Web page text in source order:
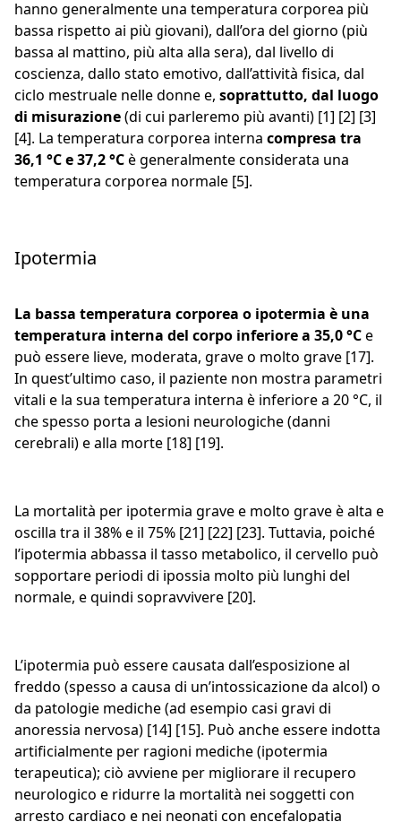
hanno generalmente una temperatura corporea più
bassa rispetto ai più giovani), dall’ora del giorno (più
bassa al mattino, più alta alla sera), dal livello di
coscienza, dallo stato emotivo, dall’attività fisica, dal
ciclo mestruale nelle donne e, soprattutto, dal luogo
di misurazione(di cui parleremo più avanti) [1] [2] [3]
[4]. La temperatura corporea interna compresa tra
36,1 °C e 37,2 °Cè generalmente considerata una
temperatura corporea normale [5].
Ipotermia
La bassa temperatura corporea o ipotermia è una
temperatura interna del corpo inferiore a 35,0 °Ce
può essere lieve, moderata, grave o molto grave [17].
In quest’ultimo caso, il paziente non mostra parametri
vitali e la sua temperatura interna è inferiore a 20 °C, il
che spesso porta a lesioni neurologiche (danni
cerebrali) e alla morte [18] [19].
La mortalità per ipotermia grave e molto grave è alta e
oscilla tra il 38% e il 75% [21] [22] [23]. Tuttavia, poiché
l’ipotermia abbassa il tasso metabolico, il cervello può
sopportare periodi di ipossia molto più lunghi del
normale, e quindi sopravvivere [20].
L’ipotermia può essere causata dall’esposizione al
freddo (spesso a causa di un’intossicazione da alcol) o
da patologie mediche (ad esempio casi gravi di
anoressia nervosa) [14] [15]. Può anche essere indotta
artificialmente per ragioni mediche (ipotermia
terapeutica); ciò avviene per migliorare il recupero
neurologico e ridurre la mortalità nei soggetti con
arresto cardiaco e nei neonati con encefalopatia